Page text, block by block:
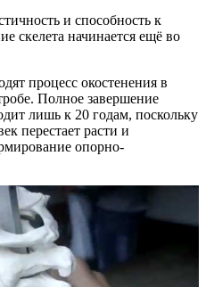
и способность к
скелета начинается ещё во
процесс окостенения в
Полное завершение
лишь к 20 годам, поскольку
перестает расти и
опорно-